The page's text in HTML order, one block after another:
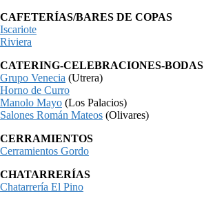
CAFETERÍAS/BARES DE COPAS
Iscariote
Riviera
CATERING-CELEBRACIONES-BODAS
Grupo Venecia (Utrera)
Horno de Curro
Manolo Mayo (Los Palacios)
Salones Román Mateos (Olivares)
CERRAMIENTOS
Cerramientos Gordo
CHATARRERÍAS
Chatarrería El Pino